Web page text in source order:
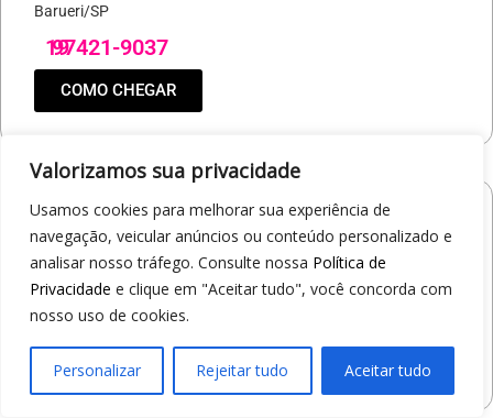
Valorizamos sua privacidade
Usamos cookies para melhorar sua experiência de
navegação, veicular anúncios ou conteúdo personalizado e
analisar nosso tráfego. Consulte nossa Política de
Privacidade e clique em "Aceitar tudo", você concorda com
nosso uso de cookies.
Personalizar Rejeitar tudo Aceitar tudo
Barueri/SP
19
97421-9037
COMO CHEGAR
Loja 1A99 – North Shopping Barretos
Via Conselheiro Antonio Prado, 1400 - Pedro Cavaline
19
97407-5840
COMO CHEGAR